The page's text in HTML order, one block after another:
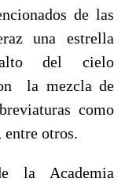
de las
una estrella
del cielo
la mezcla de
como
otros.
la Academia